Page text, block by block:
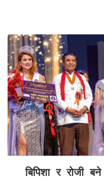
बिपिशा र रोजी